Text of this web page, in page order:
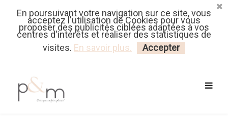
Fr| En Euro | USD
MON PANIER CONNECTEZ-VOUS
En poursuivant votre navigation sur ce site, vous
acceptez l'utilisation de Cookies pour vous
proposer des publicités ciblées adaptées à vos
centres d'intérêts et réaliser des statistiques de
visites. En savoir plus. Accepter